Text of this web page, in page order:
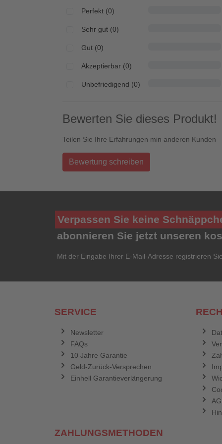
Perfekt (0)
Sehr gut (0)
Gut (0)
Akzeptierbar (0)
Unbefriedigend (0)
Bewerten Sie dieses Produkt!
Teilen Sie Ihre Erfahrungen min anderen Kunden
Bewertung schreiben
Verpassen Sie keine
abonnieren Sie jetzt unseren
Mit der Eingabe Ihrer E-Mail-Adresse registrieren
SERVICE
Newsletter
FAQs
10 Jahre Garantie
Geld-Zurück-Versprechen
Einhell Garantieverlängerung
ZAHLUNGSMETHODEN